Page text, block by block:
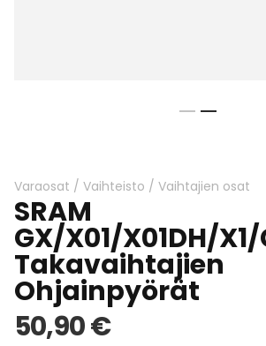
beginning
of
the
images
gallery
Varaosat / Vaihteisto / Vaihtajien osat
SRAM
GX/X01/X01DH/X1/
Takavaihtajien
Ohjainpyörät
50,90 €